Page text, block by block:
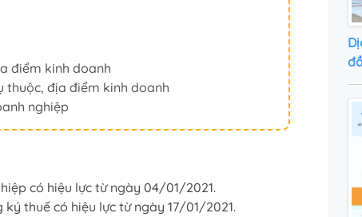
điểm kinh doanh
thuộc, địa điểm kinh doanh
nghiệp
có hiệu lực từ ngày 04/01/2021.
thuế có hiệu lực từ ngày 17/01/2021.